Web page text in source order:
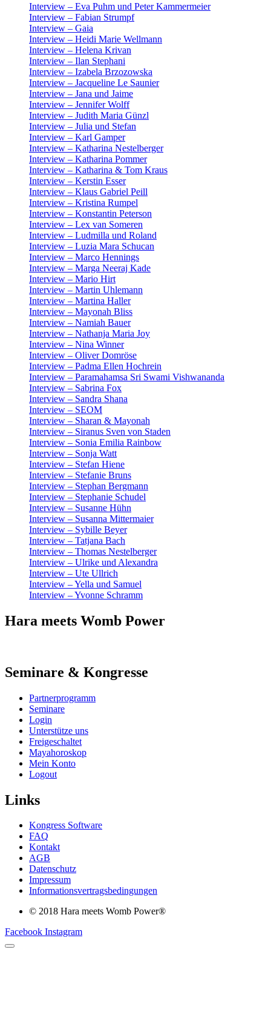
Interview – Eva Puhm und Peter Kammermeier
Interview – Fabian Strumpf
Interview – Gaia
Interview – Heidi Marie Wellmann
Interview – Helena Krivan
Interview – Ilan Stephani
Interview – Izabela Brzozowska
Interview – Jacqueline Le Saunier
Interview – Jana und Jaime
Interview – Jennifer Wolff
Interview – Judith Maria Günzl
Interview – Julia und Stefan
Interview – Karl Gamper
Interview – Katharina Nestelberger
Interview – Katharina Pommer
Interview – Katharina & Tom Kraus
Interview – Kerstin Esser
Interview – Klaus Gabriel Peill
Interview – Kristina Rumpel
Interview – Konstantin Peterson
Interview – Lex van Someren
Interview – Ludmilla und Roland
Interview – Luzia Mara Schucan
Interview – Marco Hennings
Interview – Marga Neeraj Kade
Interview – Mario Hirt
Interview – Martin Uhlemann
Interview – Martina Haller
Interview – Mayonah Bliss
Interview – Namiah Bauer
Interview – Nathanja Maria Joy
Interview – Nina Winner
Interview – Oliver Domröse
Interview – Padma Ellen Hochrein
Interview – Paramahamsa Sri Swami Vishwananda
Interview – Sabrina Fox
Interview – Sandra Shana
Interview – SEOM
Interview – Sharan & Mayonah
Interview – Siranus Sven von Staden
Interview – Sonia Emilia Rainbow
Interview – Sonja Watt
Interview – Stefan Hiene
Interview – Stefanie Bruns
Interview – Stephan Bergmann
Interview – Stephanie Schudel
Interview – Susanne Hühn
Interview – Susanna Mittermaier
Interview – Sybille Beyer
Interview – Tatjana Bach
Interview – Thomas Nestelberger
Interview – Ulrike und Alexandra
Interview – Ute Ullrich
Interview – Yella und Samuel
Interview – Yvonne Schramm
Hara meets Womb Power
Seminare & Kongresse
Partnerprogramm
Seminare
Login
Unterstütze uns
Freigeschaltet
Mayahoroskop
Mein Konto
Logout
Links
Kongress Software
FAQ
Kontakt
AGB
Datenschutz
Impressum
Informationsvertragsbedingungen
© 2018 Hara meets Womb Power®
Facebook Instagram